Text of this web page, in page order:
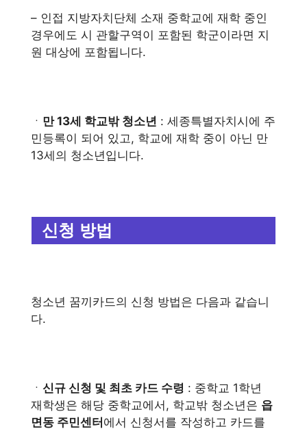
– 인접 지방자치단체 소재 중학교에 재학 중인
경우에도 시 관할구역이 포함된 학군이라면 지
원 대상에 포함됩니다.
ㆍ 만 13세 학교밖 청소년 : 세종특별자치시에 주
민등록이 되어 있고, 학교에 재학 중이 아닌 만
13세의 청소년입니다.
신청 방법
청소년 꿈끼카드의 신청 방법은 다음과 같습니
다.
ㆍ 신규 신청 및 최초 카드 수령 : 중학교 1학년
재학생은 해당 중학교에서, 학교밖 청소년은 읍
면동 주민센터에서 신청서를 작성하고 카드를